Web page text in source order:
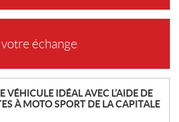
votre échange
VÉHICULE IDÉAL AVEC L’AIDE DE
À MOTO SPORT DE LA CAPITALE